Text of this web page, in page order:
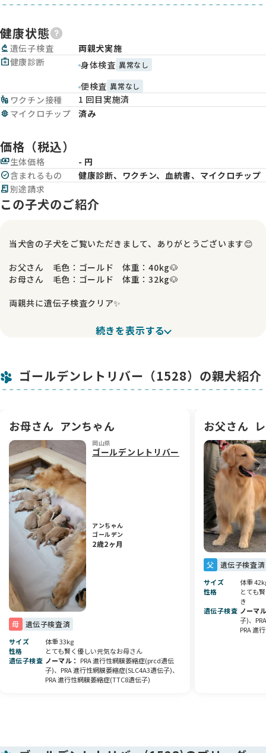
健康状態
biotech 遺伝子検査
両親犬実施
medical_services健康診断 身体検査 異常なし
便検査 異常なし
vaccines ワクチン接種
1 回目実施済
memory マイクロチップ 済み
価格（税込）
payments生体価格
- 円
check_circle含まれるもの
健康診断、ワクチン、血統書、マイクロチップ
receipt_long別途請求
この子犬のご紹介
当犬舎の子犬をご覧いただきまして、ありがとうございます😊
お父さん 毛色：ゴールド 体重：40kg🐶
お母さん 毛色：ゴールド 体重：32kg🐶
両親共に遺伝子検査クリア✨
甘いマスクで優しく、賢い父と、
賢く頑張りやさんの母から生まれた子です💕
色素も濃く、アメリカンゴールデンらしい美しい毛色が魅力で
す✨
甘えん坊な女の子です🎀
当犬舎では、親犬に遺伝子検査を実施し、
遺伝病のリスクを極力下げるよう努めております🧬
掛かり付けの獣医さんによる
健康診断🩺・マイクロチップの装着・ワクチン接種💉
による費用はいただいておりません。
現在食べているフードをプレゼントしております🎁
健康面を考え慎重に育てた、こだわりの子犬です🐾
元気いっぱい、すくすくと成長しています🌱
当犬舎では、
アニコムペット保険を取り扱っております🏥
お迎えするわんちゃんとの暮らしの手助けになれば幸いです。
ぜひご予約の上、見学にお越しください🚗
気になることがありましたら、お気軽にご質問ください📩
皆さまからのお問い合わせを心よりお待ちしております🍀
続きを表示する
ゴールデンレトリバー（1528）の親犬紹介
お母さん アンちゃん
岡山県
ゴールデンレトリバー
アンちゃん
ゴールデン
2歳2ヶ月
母 遺伝子検査済
サイズ
体重 33kg
性格
とても賢く優しい元気なお母さん
遺伝子検査 ノーマル
PRA 進行性網膜萎縮症(prcd遺伝
子)、PRA 進行性網膜萎縮症(SLC4A3遺伝子)、
PRA 進行性網膜萎縮症(TTC8遺伝子)
お父さん
父 遺伝子検査済
サイズ
体重
性格
とても
き
遺伝子検査 ノーマ
子)、
PRA 進